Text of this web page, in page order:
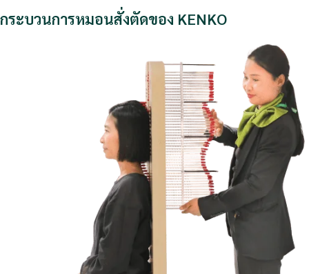
กระบวนการหมอนสั่งตัดของ KENKO